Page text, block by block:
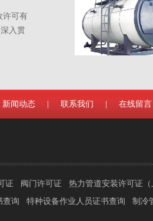
许可有
入贯
新闻动态 联系我们 在线留言
证 阀门许可证 热力管道安装许可证（
查询 特种设备作业人员证书查询 制冷